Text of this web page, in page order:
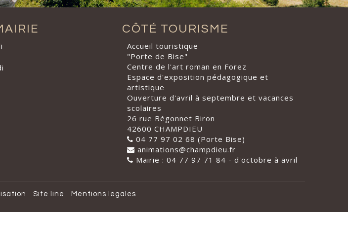
CÔTÉ TOURISME
Accueil touristique
"Porte de Bise"
Centre de l'art roman en Forez
Espace d'exposition pédagogique et
artistique
Ouverture d'avril à septembre et vacances
scolaires
26 rue Bégonnet Biron
42600 CHAMPDIEU
04 77 97 02 68 (Porte Bise)
animations@champdieu.fr
Mairie : 04 77 97 71 84 - d'octobre à avril
Site line Mentions legales